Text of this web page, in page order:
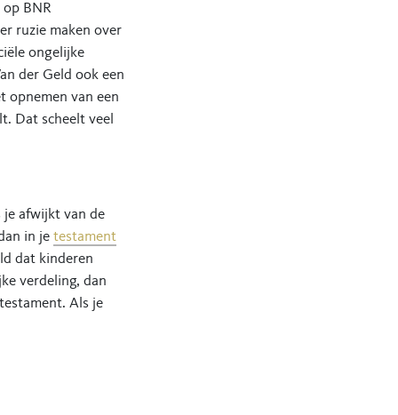
BNR
ruzie maken over
ongelijke
der Geld ook een
opnemen van een
Dat scheelt veel
je afwijkt van de
in je testament
dat kinderen
verdeling, dan
Als je